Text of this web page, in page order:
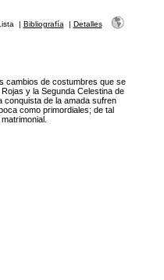
| Bibliografía | Detalles
cambios de costumbres que se
y la Segunda Celestina de
conquista de la amada sufren
como primordiales; de tal